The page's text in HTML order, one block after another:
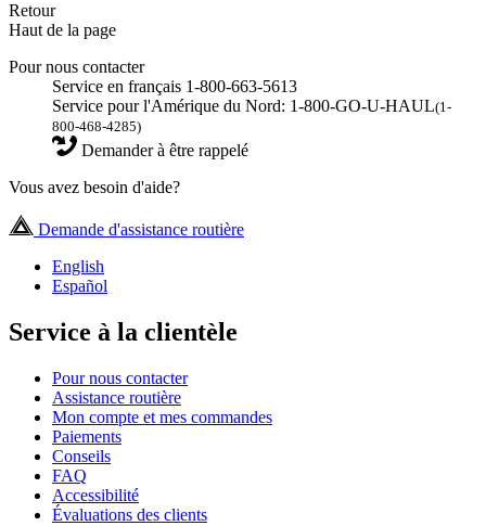
Retour
Haut de la page
Pour nous contacter
Service en français 1-800-663-5613
Service pour l'Amérique du Nord: 1-800-GO-U-HAUL(1-
800-468-4285)
Demander à être rappelé
Vous avez besoin d'aide?
Demande d'assistance routière
English
Español
Service à la clientèle
Pour nous contacter
Assistance routière
Mon compte et mes commandes
Paiements
Conseils
FAQ
Accessibilité
Évaluations des clients